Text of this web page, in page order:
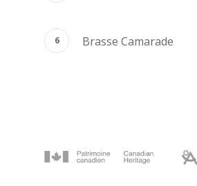
Brasse Camarade